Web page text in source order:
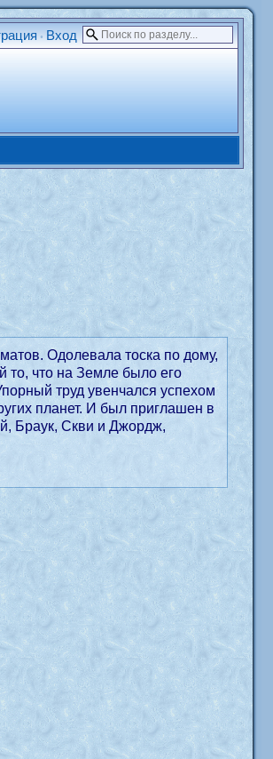
• Вход
Одолевала тоска по дому,
то, что на Земле было его
труд увенчался успехом
планет. И был приглашен в
Браук, Скви и Джордж,